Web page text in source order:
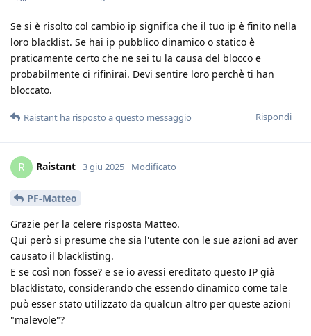
Se si è risolto col cambio ip significa che il tuo ip è finito nella
loro blacklist. Se hai ip pubblico dinamico o statico è
praticamente certo che ne sei tu la causa del blocco e
probabilmente ci rifinirai. Devi sentire loro perchè ti han
bloccato.
Rispondi
Raistant ha risposto a questo messaggio
R Raistant 3 giu 2025 Modificato
PF-Matteo
Grazie per la celere risposta Matteo.
Qui però si presume che sia l'utente con le sue azioni ad aver
causato il blacklisting.
E se così non fosse? e se io avessi ereditato questo IP già
blacklistato, considerando che essendo dinamico come tale
può esser stato utilizzato da qualcun altro per queste azioni
"malevole"?